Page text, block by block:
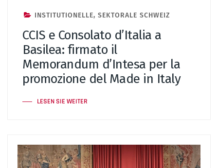
INSTITUTIONELLE, SEKTORALE SCHWEIZ
CCIS e Consolato d’Italia a
Basilea: firmato il
Memorandum d’Intesa per la
promozione del Made in Italy
LESEN SIE WEITER